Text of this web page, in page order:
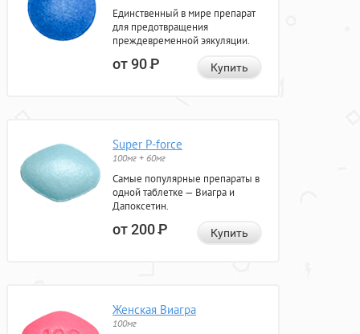
Единственный в мире препарат
для предотвращения
преждевременной эякуляции.
от 90Р Купить
Super P-force
100мг + 60мг
Самые популярные препараты в
одной таблетке — Виагра и
Дапоксетин.
от 200Р Купить
Женская Виагра
100мг